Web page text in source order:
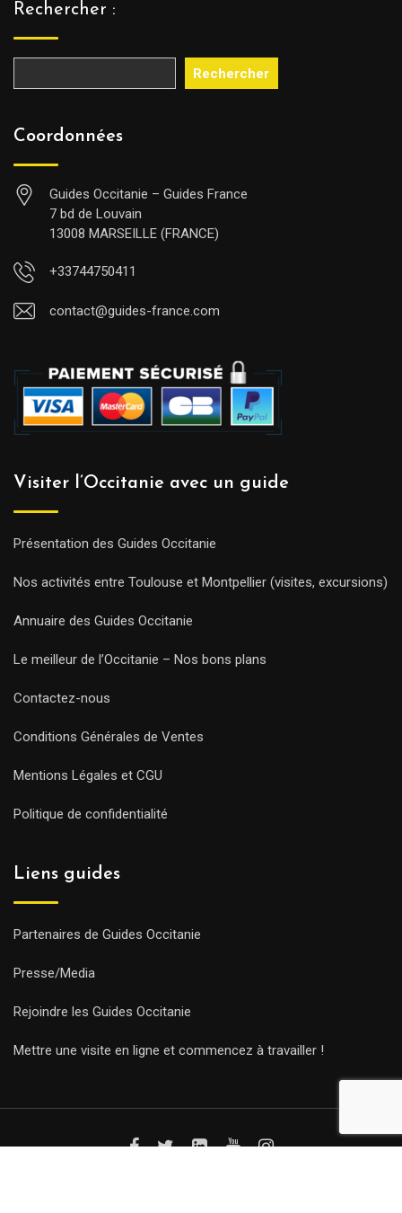
Rechercher :
Rechercher
Coordonnées
Guides Occitanie – Guides France
7 bd de Louvain
13008 MARSEILLE (FRANCE)
+33744750411
contact@guides-france.com
Visiter l’Occitanie avec un guide
Présentation des Guides Occitanie
Nos activités entre Toulouse et Montpellier (visites, excursions)
Annuaire des Guides Occitanie
Le meilleur de l’Occitanie – Nos bons plans
Contactez-nous
Conditions Générales de Ventes
Mentions Légales et CGU
Politique de confidentialité
Liens guides
Partenaires de Guides Occitanie
Presse/Media
Rejoindre les Guides Occitanie
Mettre une visite en ligne et commencez à travailler !